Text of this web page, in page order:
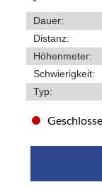
Dauer:
Distanz:
Höhenmeter:
Schwierigkeit:
Typ: